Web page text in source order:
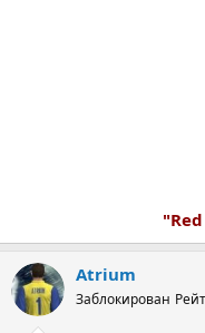
Atrium
Заблокирован